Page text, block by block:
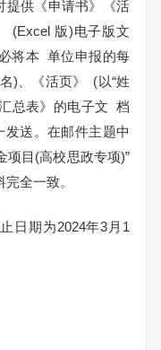
提供《申请书》《活
(Excel 版)电子版文
将本 单位申报的每
)、《活页》 (以“姓
总表》的电子文 档
送。在邮件主题中
项目(高校思政专项)”
全一致。
日期为2024年3月1